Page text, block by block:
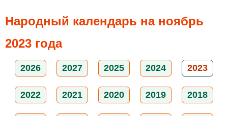
Народный календарь на ноябрь
2023 года
2026 2027 2025 2024 2023
2022 2021 2020 2019 2018